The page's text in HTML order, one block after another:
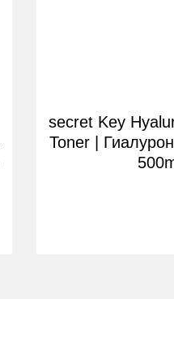
secret Key
Toner |